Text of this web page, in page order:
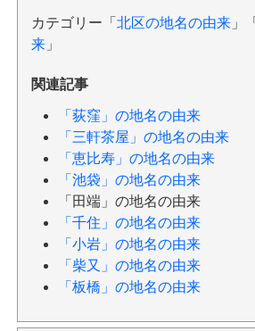
カテゴリー「 北区の地名の由来」「
来」
関連記事
「荻窪」の地名の由来
「三軒茶屋」の地名の由来
「恵比寿」の地名の由来
「池袋」の地名の由来
「田端」の地名の由来
「千住」の地名の由来
「小岩」の地名の由来
「柴又」の地名の由来
「板橋」の地名の由来